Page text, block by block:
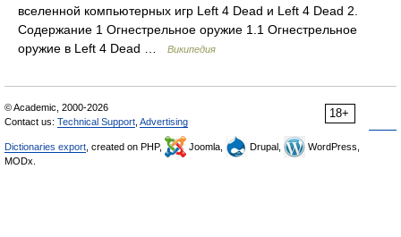
вселенной компьютерных игр Left 4 Dead и Left 4 Dead 2.
Содержание 1 Огнестрельное оружие 1.1 Огнестрельное
оружие в Left 4 Dead …
Википедия
18+
© Academic, 2000-2026
Contact us: Technical Support Advertising
Dictionaries export , created on PHP, Joomla, Drupal,
WordPress,
MODx.